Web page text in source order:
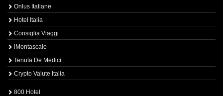
Onlus Italiane
Hotel Italia
Consiglia Viaggi
iMontascale
Tenuta De Medici
Crypto Valute Italia
800 Hotel